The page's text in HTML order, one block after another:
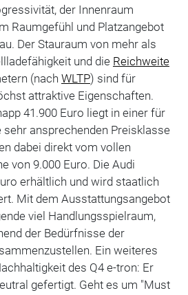
der Innenraum
Raumgefühl und Platzangebot
Der Stauraum von mehr als
und die Reichweite
(nach WLTP) sind für
attraktive Eigenschaften.
41.900 Euro liegt in einer für
sehr ansprechenden Preisklasse
dabei direkt vom vollen
von 9.000 Euro. Die Audi
erhältlich und wird staatlich
Mit dem Ausstattungsangebot
viel Handlungsspielraum,
der Bedürfnisse der
Ein weiteres
des Q4 e-tron: Er
gefertigt. Geht es um "Must